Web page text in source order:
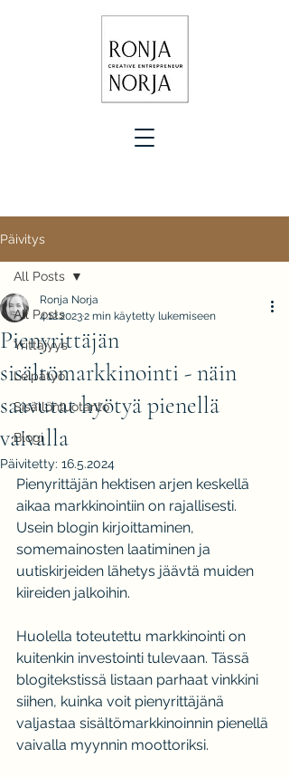
Päivitys
All Posts
Yrittäjyys
Leipätyö
Sisällöntuotanto
Blogi
All Posts
Pienyrittäjän
sisältömarkkinointi - näin
saavutat hyötyä pienellä
vaivalla
Ronja Norja
4.12.20232 min käytetty lukemiseen
Päivitetty: 16.5.2024
Pienyrittäjän hektisen arjen keskellä
aikaa markkinointiin on rajallisesti.
Usein blogin kirjoittaminen,
somemainosten laatiminen ja
uutiskirjeiden lähetys jäävtä muiden
kiireiden jalkoihin.
Huolella toteutettu markkinointi on
kuitenkin investointi tulevaan. Tässä
blogitekstissä listaan parhaat vinkkini
siihen, kuinka voit pienyrittäjänä
valjastaa sisältömarkkinoinnin pienellä
vaivalla myynnin moottoriksi.